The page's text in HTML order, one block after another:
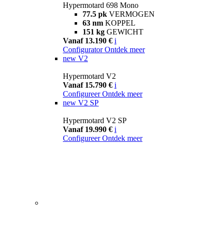
Hypermotard 698 Mono
77.5 pk VERMOGEN
63 nm KOPPEL
151 kg GEWICHT
Vanaf 13.190 € i
Configurator Ontdek meer
new V2
Hypermotard V2
Vanaf 15.790 € i
Configureer Ontdek meer
new V2 SP
Hypermotard V2 SP
Vanaf 19.990 € i
Configureer Ontdek meer